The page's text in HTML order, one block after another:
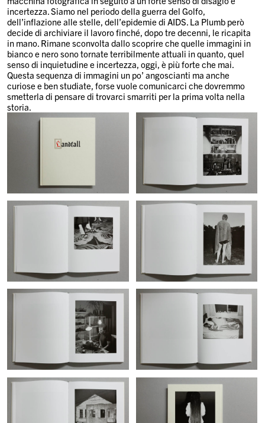
incertezza. Siamo nel periodo della guerra del Golfo,
dell’inflazione alle stelle, dell’epidemie di AIDS. La Plumb però
decide di archiviare il lavoro finché, dopo tre decenni, le ricapita
in mano. Rimane sconvolta dallo scoprire che quelle immagini in
bianco e nero sono tornate terribilmente attuali in quanto, quel
senso di inquietudine e incertezza, oggi, è più forte che mai.
Questa sequenza di immagini un po’ angoscianti ma anche
curiose e ben studiate, forse vuole comunicarci che dovremmo
smetterla di pensare di trovarci smarriti per la prima volta nella
storia.